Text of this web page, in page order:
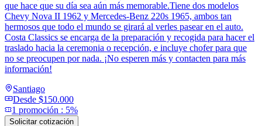
que hace que su día sea aún más memorable.Tiene dos modelos
Chevy Nova II 1962 y Mercedes-Benz 220s 1965, ambos tan
hermosos que todo el mundo se girará al verles pasear en el auto.
Costa Classics se encarga de la preparación y recogida para hacer el
traslado hacia la ceremonia o recepción, e incluye chofer para que
no se preocupen por nada. ¡No esperen más y contacten para más
información!
Santiago
Desde $150.000
1 promoción : 5%
Solicitar cotización